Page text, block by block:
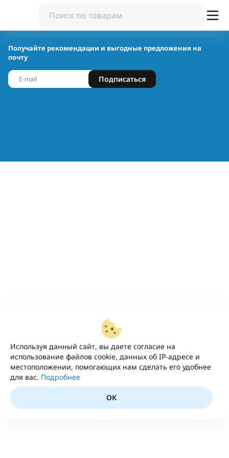
Используя данный сайт, вы даете согласие на
использование файлов cookie, данных об IP-адресе и
местоположении, помогающих нам сделать его удобнее
для вас. Подробнее
OK
Получайте рекомендации и выгодные предложения на
почту
Подписаться